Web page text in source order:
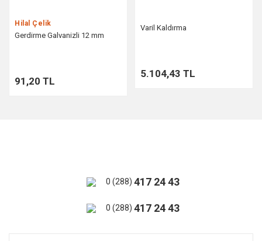
Hilal Çelik
Gerdirme Galvanizli 12 mm
91,20 TL
Varil Kaldırma
5.104,43 TL
0 (288) 417 24 43
0 (288) 417 24 43